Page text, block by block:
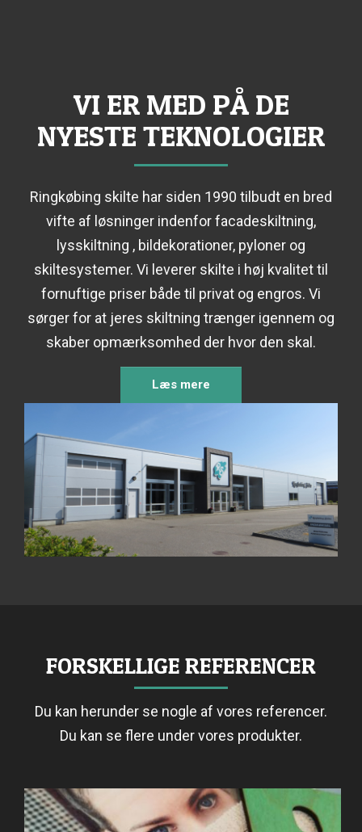
VI ER MED PÅ DE
NYESTE TEKNOLOGIER
Ringkøbing skilte har siden 1990 tilbudt en bred
vifte af løsninger indenfor facadeskiltning,
lysskiltning , bildekorationer, pyloner og
skiltesystemer. Vi leverer skilte i høj kvalitet til
fornuftige priser både til privat og engros. Vi
sørger for at jeres skiltning trænger igennem og
skaber opmærksomhed der hvor den skal.
Læs mere
FORSKELLIGE REFERENCER
Du kan herunder se nogle af vores referencer.
Du kan se flere under vores produkter.